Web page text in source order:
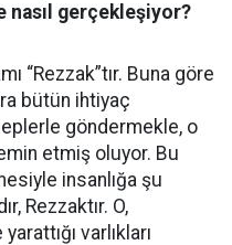
nasıl gerçekleşiyor?
“Rezzak”tır. Buna göre
bütün ihtiyaç
göndermekle, o
etmiş oluyor. Bu
insanlığa şu
Rezzaktır. O,
varlıkları